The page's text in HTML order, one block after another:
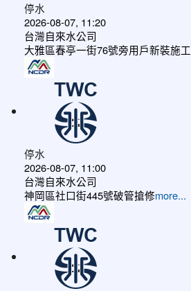
停水
2026-08-07, 11:20
台灣自來水公司
大雅區春亭一街76號旁用戶新裝施工
停水
2026-08-07, 11:00
台灣自來水公司
神岡區社口街445號破管搶修more...